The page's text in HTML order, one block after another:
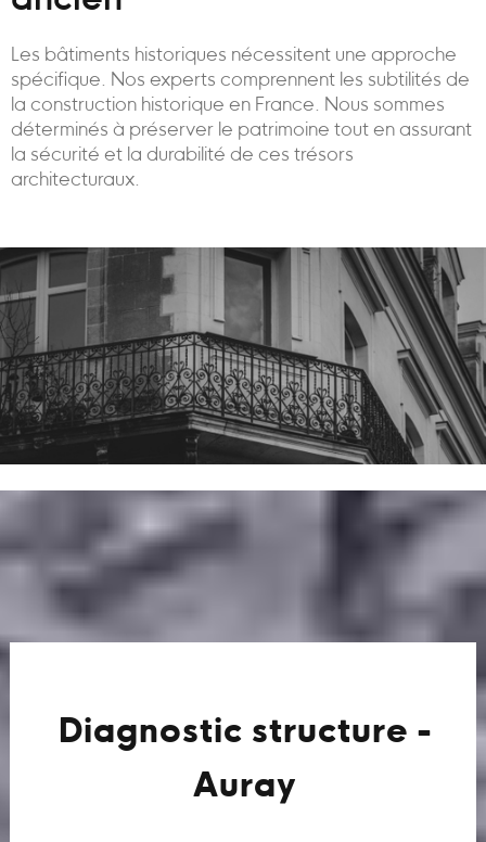
Les bâtiments historiques nécessitent une approche
spécifique. Nos experts comprennent les subtilités de
la construction historique en France. Nous sommes
déterminés à préserver le patrimoine tout en assurant
la sécurité et la durabilité de ces trésors
architecturaux.
Diagnostic structure -
Auray